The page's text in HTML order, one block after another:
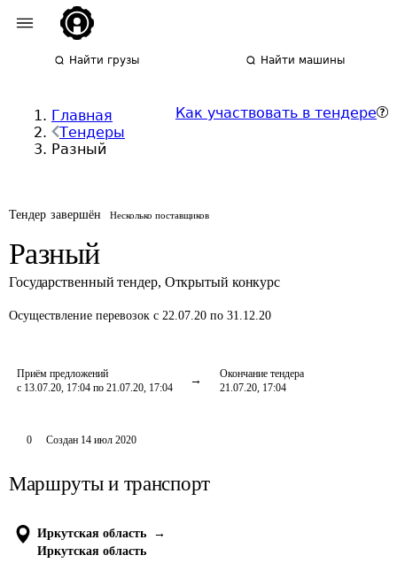
Найти грузы Найти машины
Главная
Тендеры
Разный
Как участвовать в тендере
Тендер завершён Несколько поставщиков
Разный
Государственный тендер, Открытый конкурс
Осуществление перевозок с 22.07.20 по 31.12.20
Приём предложений
с 13.07.20, 17:04 по 21.07.20, 17:04
Окончание тендера
21.07.20, 17:04
0 Создан 14 июл 2020
Маршруты и транспорт
Иркутская область
→
Иркутская область